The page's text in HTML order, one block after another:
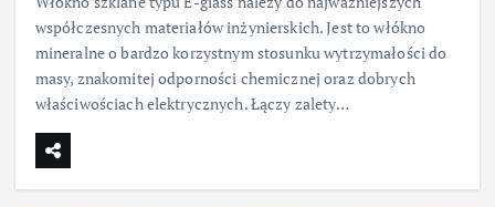
współczesnych materiałów inżynierskich. Jest to włókno
mineralne o bardzo korzystnym stosunku wytrzymałości do
masy, znakomitej odporności chemicznej oraz dobrych
właściwościach elektrycznych. Łączy zalety…